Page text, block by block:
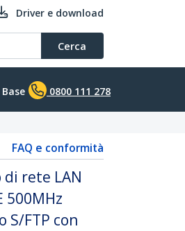
Driver e download
Cerca
0800 111 278
FAQ e conformità
di rete LAN
500MHz
S/FTP con